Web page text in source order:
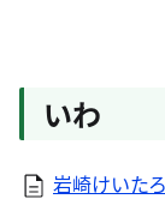
いわ
岩崎けいた